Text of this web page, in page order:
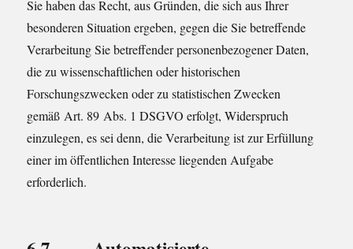
Sie haben das Recht, aus Gründen, die sich aus Ihrer
besonderen Situation ergeben, gegen die Sie betreffende
Verarbeitung Sie betreffender personenbezogener Daten,
die zu wissenschaftlichen oder historischen
Forschungszwecken oder zu statistischen Zwecken
gemäß Art. 89 Abs. 1 DSGVO erfolgt, Widerspruch
einzulegen, es sei denn, die Verarbeitung ist zur Erfüllung
einer im öffentlichen Interesse liegenden Aufgabe
erforderlich.